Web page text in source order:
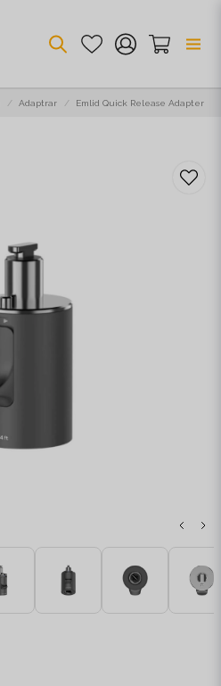
Adaptrar Emlid Quick Release Adapter